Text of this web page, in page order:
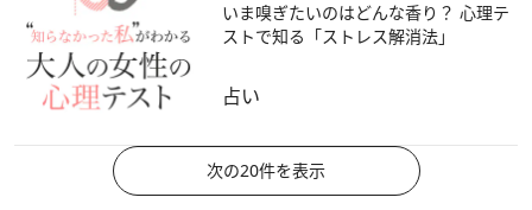
いま嗅ぎたいのはどんな香り？ 心理テ
ストで知る「ストレス解消法」
占い
次の20件を表示